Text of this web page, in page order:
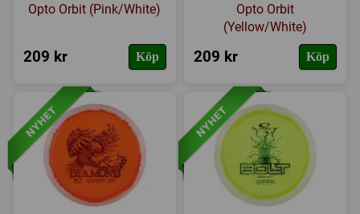
Opto Orbit (Pink/White)
209 kr Köp
Opto Orbit
(Yellow/White)
209 kr Köp